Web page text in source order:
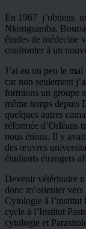
En 1967 j’obtiens
Nkongsamba.
études de médecine
confronter à un
J’ai eu un peu le
car non seulement
formions un groupe
même temps depuis
quelques autres
réformée d’Orléans
nous étions. Il y
des œuvres
étudiants étrangers
Devenir vétérinaire
donc m’orienter
Cytologie à l’institut
cycle à l’Institut
cytologie et